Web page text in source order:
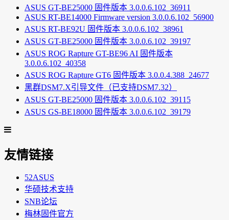
ASUS GT-BE25000 固件版本 3.0.0.6.102_36911
ASUS RT-BE14000 Firmware version 3.0.0.6.102_56900
ASUS RT-BE92U 固件版本 3.0.0.6.102_38961
ASUS GT-BE25000 固件版本 3.0.0.6.102_39197
ASUS ROG Rapture GT-BE96 AI 固件版本
3.0.0.6.102_40358
ASUS ROG Rapture GT6 固件版本 3.0.0.4.388_24677
黑群DSM7.X引导文件（已支持DSM7.32）
ASUS GT-BE25000 固件版本 3.0.0.6.102_39115
ASUS GS-BE18000 固件版本 3.0.0.6.102_39179
友情链接
52ASUS
华硕技术支持
SNB论坛
梅林固件官方